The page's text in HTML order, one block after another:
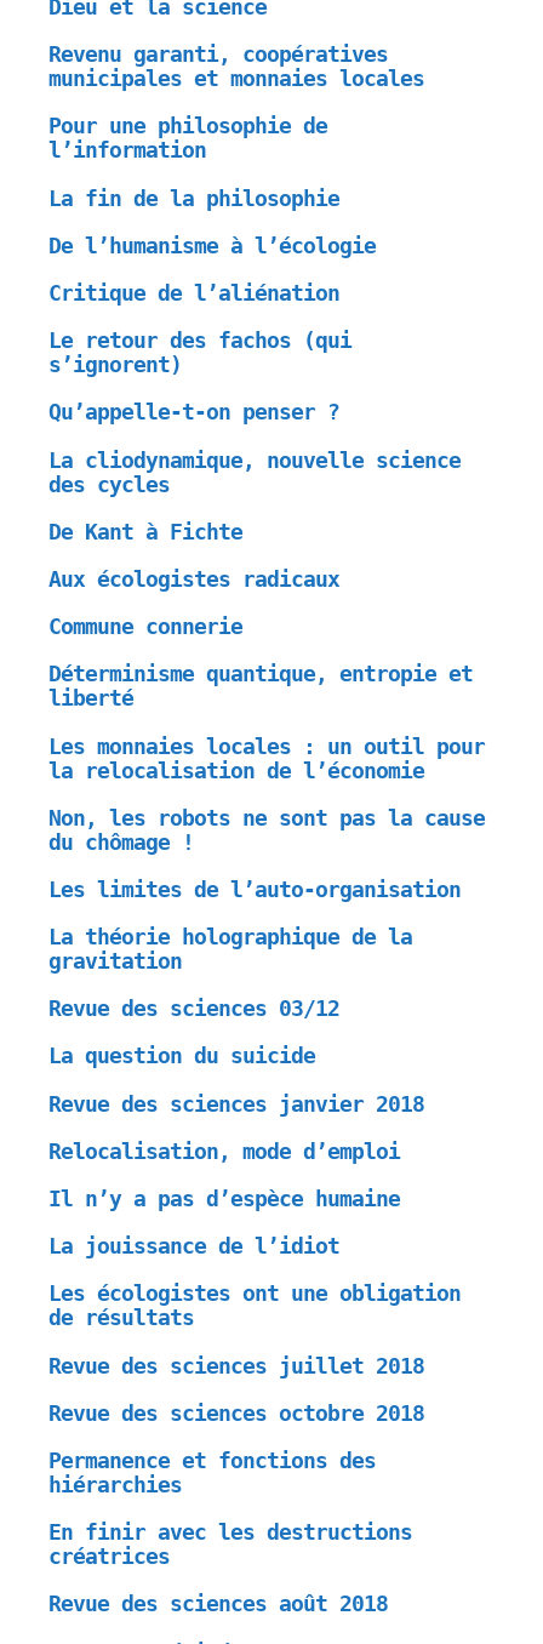
Dieu et la science
Revenu garanti, coopératives
municipales et monnaies locales
Pour une philosophie de
l’information
La fin de la philosophie
De l’humanisme à l’écologie
Critique de l’aliénation
Le retour des fachos (qui
s’ignorent)
Qu’appelle-t-on penser ?
La cliodynamique, nouvelle science
des cycles
De Kant à Fichte
Aux écologistes radicaux
Commune connerie
Déterminisme quantique, entropie et
liberté
Les monnaies locales : un outil pour
la relocalisation de l’économie
Non, les robots ne sont pas la cause
du chômage !
Les limites de l’auto-organisation
La théorie holographique de la
gravitation
Revue des sciences 03/12
La question du suicide
Revue des sciences janvier 2018
Relocalisation, mode d’emploi
Il n’y a pas d’espèce humaine
La jouissance de l’idiot
Les écologistes ont une obligation
de résultats
Revue des sciences juillet 2018
Revue des sciences octobre 2018
Permanence et fonctions des
hiérarchies
En finir avec les destructions
créatrices
Revue des sciences août 2018